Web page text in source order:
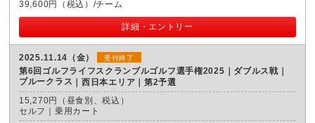
39,600円（税込）/チーム
詳細・エントリー
2025.11.14（金） 受付終了
第6回ゴルフライフスクランブルゴルフ選手権2025｜ダブルス戦｜
ブルークラス
西日本エリア｜第2予選
15,270円（昼食別、税込）
セルフ｜乗用カート